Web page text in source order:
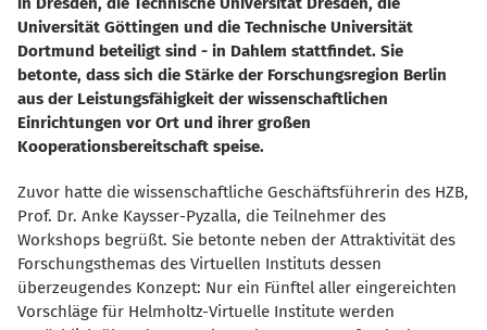
Universität Göttingen und die Technische Universität
Dortmund beteiligt sind - in Dahlem stattfindet. Sie
betonte, dass sich die Stärke der Forschungsregion Berlin
aus der Leistungsfähigkeit der wissenschaftlichen
Einrichtungen vor Ort und ihrer großen
Kooperationsbereitschaft speise.
Zuvor hatte die wissenschaftliche Geschäftsführerin des HZB,
Prof. Dr. Anke Kaysser-Pyzalla, die Teilnehmer des
Workshops begrüßt. Sie betonte neben der Attraktivität des
Forschungsthemas des Virtuellen Instituts dessen
überzeugendes Konzept: Nur ein Fünftel aller eingereichten
Vorschläge für Helmholtz-Virtuelle Institute werden